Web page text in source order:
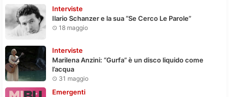
Interviste
Ilario Schanzer e la sua “Se Cerco Le Parole”
18 maggio
Interviste
Marilena Anzini: “Gurfa” è un disco liquido come
l’acqua
31 maggio
Emergenti